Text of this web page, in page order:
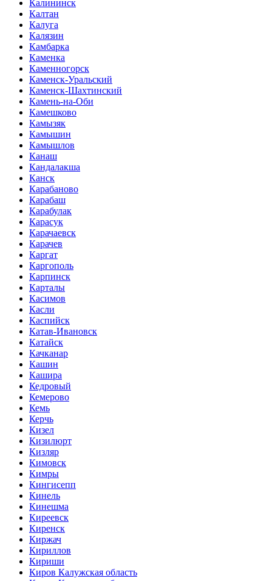
Калининск
Калтан
Калуга
Калязин
Камбарка
Каменка
Каменногорск
Каменск-Уральский
Каменск-Шахтинский
Камень-на-Оби
Камешково
Камызяк
Камышин
Камышлов
Канаш
Кандалакша
Канск
Карабаново
Карабаш
Карабулак
Карасук
Карачаевск
Карачев
Каргат
Каргополь
Карпинск
Карталы
Касимов
Касли
Каспийск
Катав-Ивановск
Катайск
Качканар
Кашин
Кашира
Кедровый
Кемерово
Кемь
Керчь
Кизел
Кизилюрт
Кизляр
Кимовск
Кимры
Кингисепп
Кинель
Кинешма
Киреевск
Киренск
Киржач
Кириллов
Кириши
Киров Калужская область